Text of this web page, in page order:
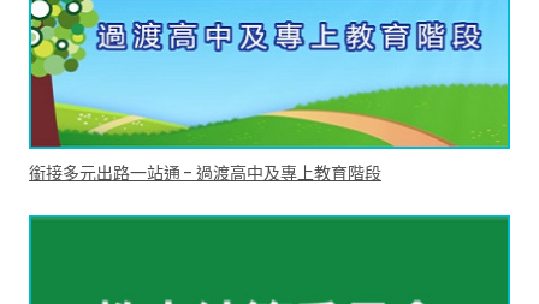
銜接多元出路一站通 - 過渡高中及專上教育階段